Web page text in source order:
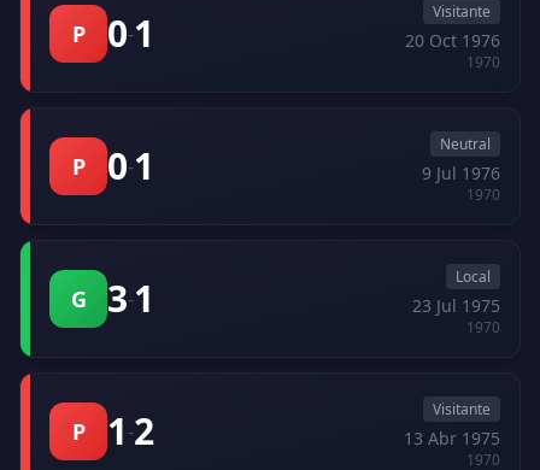
P 0-1 Visitante
20 Oct 1976
1970
P 0-1 Neutral
9 Jul 1976
1970
G 3-1 Local
23 Jul 1975
1970
P 1 -2 Visitante
13 Abr 1975
1970